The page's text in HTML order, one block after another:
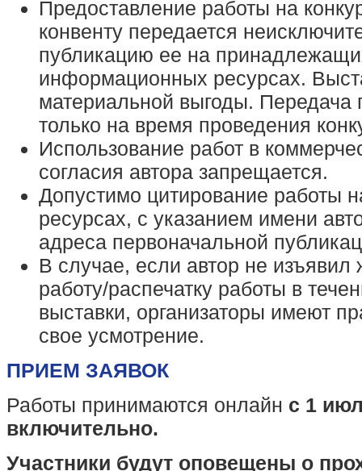
Предоставление работы на
конвенту передается
публикацию ее на
информационных ресурсах.
материальной выгоды. Передача
только на время проведения
Использование работ в
согласия автора запрещается.
Допустимо цитирование работы
ресурсах, с указанием имени
адреса первоначальной
В случае, если автор не изъявил
работу/распечатку работы в
выставки, организаторы имеют
свое усмотрение.
ПРИЕМ ЗАЯВОК
Работы принимаются онлайн с 1
включительно.
Участники будут оповещены о